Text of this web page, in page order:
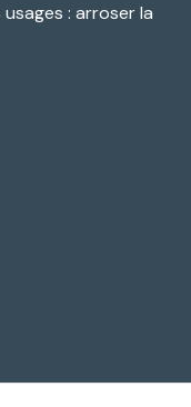
: arroser la